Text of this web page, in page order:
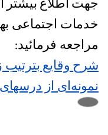
جهت اطلاع
خدمات اجتماعی
مراجعه فرمائید:
شرح وقايع بترتيب
نمونه‌ای از درسهای